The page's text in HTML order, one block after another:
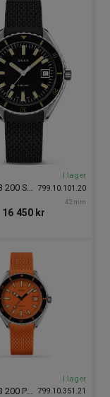
799.10.101.20
42 mm
DOXA SUB 200 Sharkhunter 42mm
I lager
16 450 kr
799.10.351.21
DOXA SUB 200 Professional 42mm
I lager